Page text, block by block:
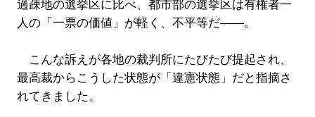
過疎地の選挙区に比べ、都市部の選挙区は有権者一
人の「一票の価値」が軽く、不平等だ――。
こんな訴えが各地の裁判所にたびたび提起され、
最高裁からこうした状態が「違憲状態」だと指摘さ
れてきました。